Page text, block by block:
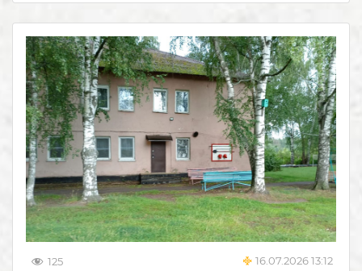
125 16.07.2026 13:12